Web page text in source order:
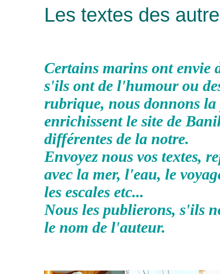
Les textes des
Certains marins ont
s'ils ont de l'humour ou
rubrique, nous donnons
enrichissent le site de
différentes de la notre.
Envoyez nous vos textes,
avec la mer, l'eau, le
les escales etc...
Nous les publierons, s'ils
le nom de l'auteur.